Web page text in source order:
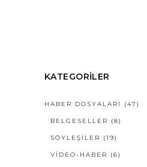
KATEGORILER
HABER DOSYALARI (47)
BELGESELLER (8)
SÖYLEŞILER (19)
VIDEO-HABER (6)